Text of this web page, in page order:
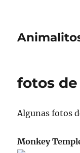
fotos
Algunas fotos
Monkey